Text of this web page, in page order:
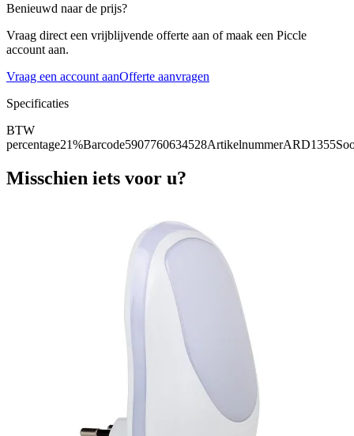
Benieuwd naar de prijs?
Vraag direct een vrijblijvende offerte aan of maak een Piccle
account aan.
Vraag een account aanOfferte aanvragen
Specificaties
BTW
percentage21%Barcode5907760634528ArtikelnummerARD1355
Misschien iets voor u?